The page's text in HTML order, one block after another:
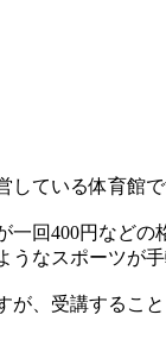
ている体育館で
回400円などの
なスポーツが手
、受講すること